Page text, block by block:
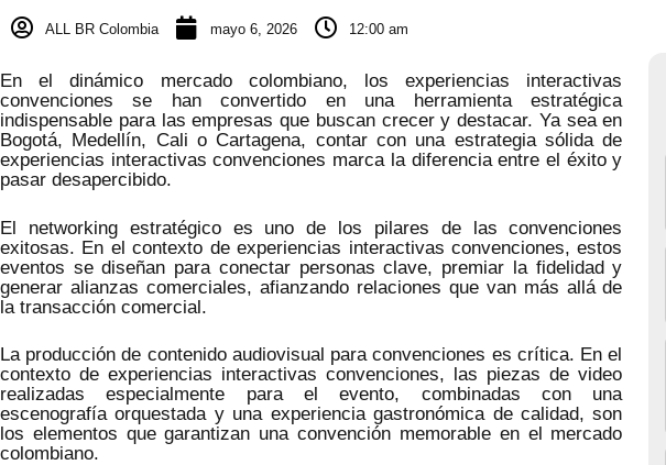
ALL BR Colombia mayo 6, 2026 12:00 am
En el dinámico mercado colombiano, los experiencias interactivas
convenciones se han convertido en una herramienta estratégica
indispensable para las empresas que buscan crecer y destacar. Ya sea en
Bogotá, Medellín, Cali o Cartagena, contar con una estrategia sólida de
experiencias interactivas convenciones marca la diferencia entre el éxito y
pasar desapercibido.
El networking estratégico es uno de los pilares de las convenciones
exitosas. En el contexto de experiencias interactivas convenciones, estos
eventos se diseñan para conectar personas clave, premiar la fidelidad y
generar alianzas comerciales, afianzando relaciones que van más allá de
la transacción comercial.
La producción de contenido audiovisual para convenciones es crítica. En el
contexto de experiencias interactivas convenciones, las piezas de video
realizadas especialmente para el evento, combinadas con una
escenografía orquestada y una experiencia gastronómica de calidad, son
los elementos que garantizan una convención memorable en el mercado
colombiano.